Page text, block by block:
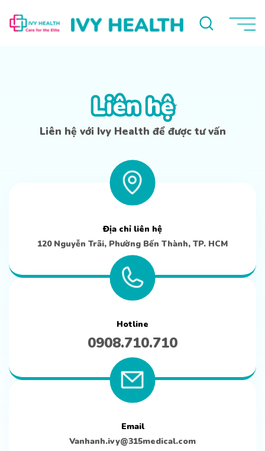
Liên hệ
Liên hệ
Liên hệ với Ivy Health để được tư vấn
Địa chỉ liên hệ
120 Nguyễn Trãi, Phường Bến Thành, TP. HCM
Hotline
0908.710.710
Email
Vanhanh.ivy@315medical.com